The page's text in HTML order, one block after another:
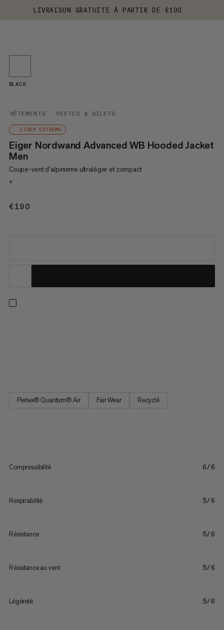
LIVRAISON GRATUITE À PARTIR DE €100
VÊTEMENTS VESTES & GILETS
EIGER EXTREME
Eiger Nordwand Advanced WB Hooded Jacket
Men
Coupe-vent d’alpinisme ultraléger et compact
+
€190
BLACK
Pertex® Quantum® Air Fair Wear Recyclé
Compressibilité 6/6
Respirabilité 5/6
Résistance 5/6
Résistance au vent 5/6
Légèreté 5/6